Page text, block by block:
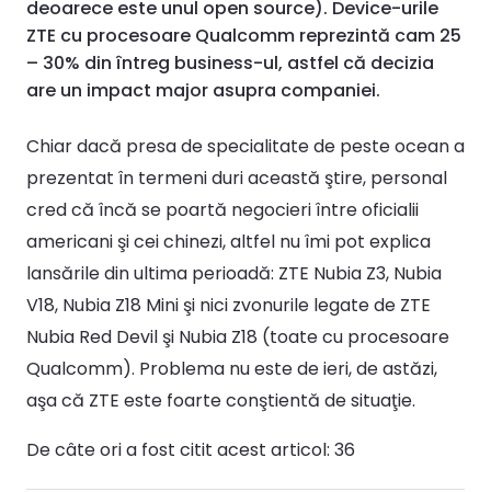
deoarece este unul open source). Device-urile
ZTE cu procesoare Qualcomm reprezintă cam 25
– 30% din întreg business-ul, astfel că decizia
are un impact major asupra companiei.
Chiar dacă presa de specialitate de peste ocean a
prezentat în termeni duri această ştire, personal
cred că încă se poartă negocieri între oficialii
americani şi cei chinezi, altfel nu îmi pot explica
lansările din ultima perioadă: ZTE Nubia Z3, Nubia
V18, Nubia Z18 Mini şi nici zvonurile legate de ZTE
Nubia Red Devil şi Nubia Z18 (toate cu procesoare
Qualcomm). Problema nu este de ieri, de astăzi,
aşa că ZTE este foarte conştientă de situaţie.
De câte ori a fost citit acest articol: 36